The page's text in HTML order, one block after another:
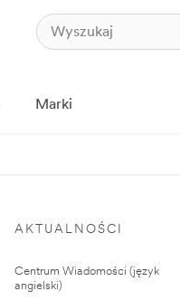
Marki
AKTUALNOŚCI
Centrum Wiadomości (język
angielski)